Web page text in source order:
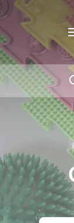
вездеНайти